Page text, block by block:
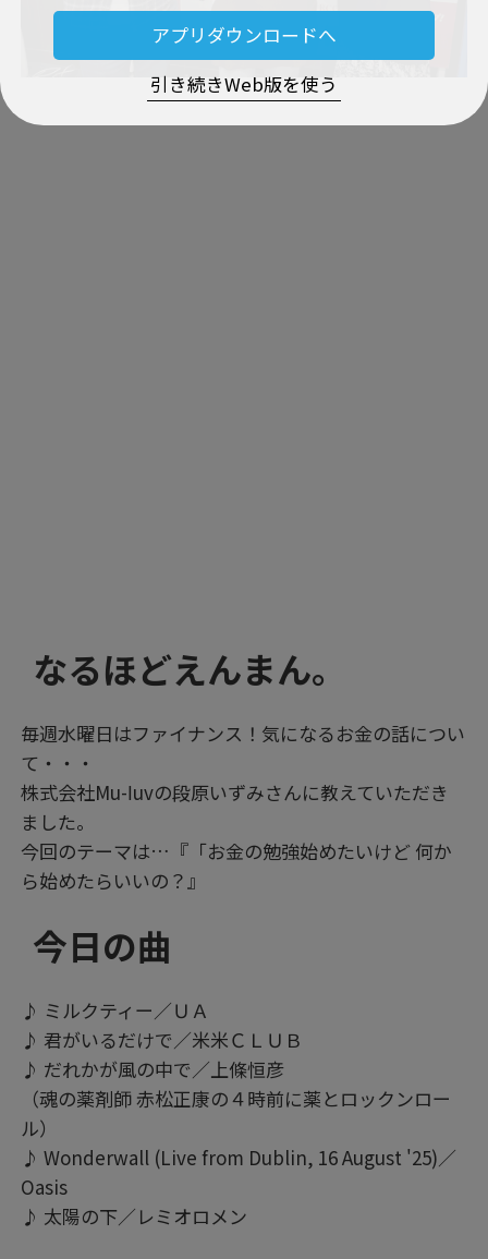
アプリダウンロードへ
引き続きWeb版を使う
なるほどえんまん。
毎週水曜日はファイナンス！気になるお金の話につい
て・・・
株式会社Mu-ⅼuvの段原いずみさんに教えていただき
ました。
今回のテーマは…『「お金の勉強始めたいけど 何か
ら始めたらいいの？』
今日の曲
♪ ミルクティー／ＵＡ
♪ 君がいるだけで／米米ＣＬＵＢ
♪ だれかが風の中で／上條恒彦
（魂の薬剤師 赤松正康の４時前に薬とロックンロー
ル）
♪ Wonderwall (Live from Dublin, 16 August '25)／
Oasis
♪ 太陽の下／レミオロメン